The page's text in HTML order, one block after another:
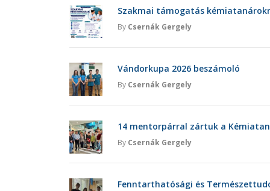
Szakmai támogatás
By Csernák Gergely
Vándorkupa 2026 beszámoló
By Csernák Gergely
14 mentorpárral zártuk a
By Csernák Gergely
Fenntarthatósági és